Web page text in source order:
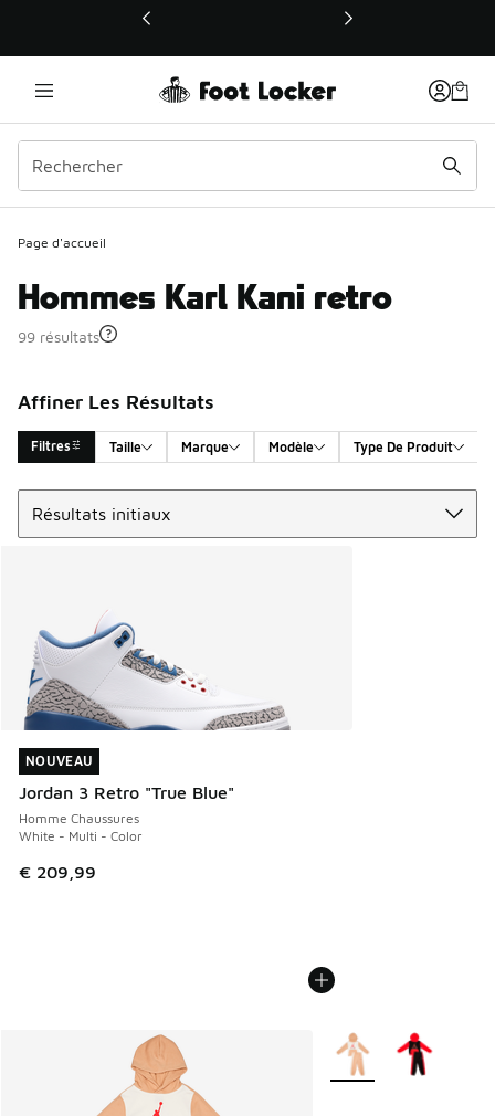
Ce lien ouvrira une nouvelle fenêtre
Page d'accueil
Hommes Karl Kani retro
99 résultats
Affiner Les Résultats
Filtres Taille Marque Modèle Type De Produit
Search Results
NOUVEAU
Jordan 3 Retro "True Blue"
Homme Chaussures
White - Multi - Color
€ 209,99
NOUVEAU
Plus de couleurs